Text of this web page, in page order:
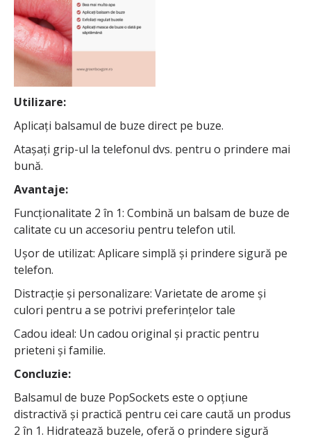
Utilizare:
Aplicați balsamul de buze direct pe buze.
Atașați grip-ul la telefonul dvs. pentru o prindere mai
bună.
Avantaje:
Funcționalitate 2 în 1: Combină un balsam de buze de
calitate cu un accesoriu pentru telefon util.
Ușor de utilizat: Aplicare simplă și prindere sigură pe
telefon.
Distracție și personalizare: Varietate de arome și
culori pentru a se potrivi preferințelor tale
Cadou ideal: Un cadou original și practic pentru
prieteni și familie.
Concluzie:
Balsamul de buze PopSockets este o opțiune
distractivă și practică pentru cei care caută un produs
2 în 1. Hidratează buzele, oferă o prindere sigură